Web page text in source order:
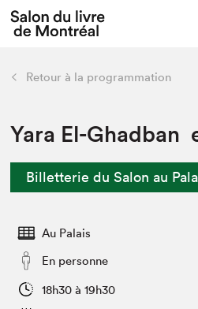
Espace exposant⋅e⋅s
L'événement
Préparer sa visite
Actualités
SLM PRO
retour
Préparer sa visite
Salon dans la ville et en
Projets partenaires
Liens pratiques
Retour à la programmation
Yara El-Ghadban
Billetterie du Salon au
Au Palais
En personne
18h30 à 19h30